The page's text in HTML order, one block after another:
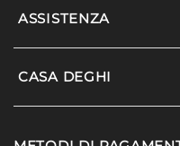
Accedi/Registrati
ASSISTENZA
Supporto
CASA DEGHI